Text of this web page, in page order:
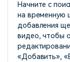
Начните с
на временную
добавления
видео, чтобы
«Добавить»,